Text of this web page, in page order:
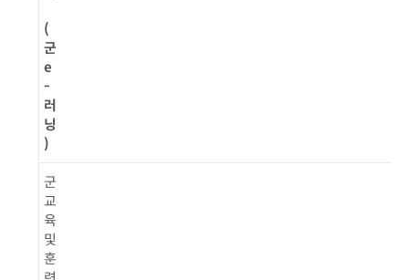
(
군
e
-
러
닝
)
군
교
육
및
훈